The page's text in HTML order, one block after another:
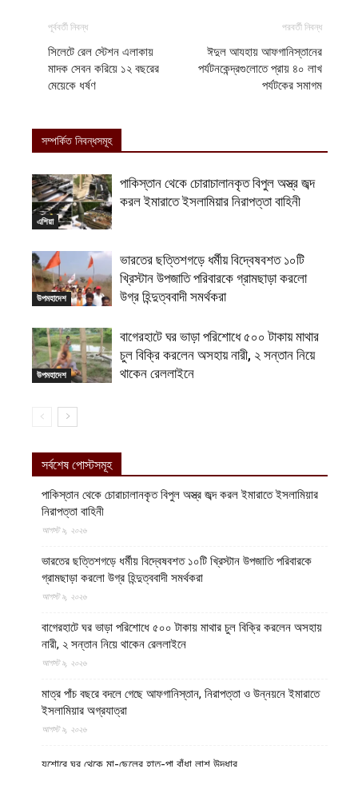
পূর্ববর্তী নিবন্ধ
সিলেটে রেল স্টেশন এলাকায়
মাদক সেবন করিয়ে ১২ বছরের
মেয়েকে ধর্ষণ
পরবর্তী নিবন্ধ
ঈদুল আযহায় আফগানিস্তানের
পর্যটনকেন্দ্রগুলোতে প্রায় ৪০ লাখ
পর্যটকের সমাগম
সম্পর্কিত নিবন্ধসমূহ
এশিয়া
পাকিস্তান থেকে চোরাচালানকৃত বিপুল অস্ত্র জব্দ
করল ইমারাতে ইসলামিয়ার নিরাপত্তা বাহিনী
উপমহাদেশ
ভারতের ছত্তিশগড়ে ধর্মীয় বিদ্বেষবশত ১০টি
খ্রিস্টান উপজাতি পরিবারকে গ্রামছাড়া করলো
উগ্র হিন্দুত্ববাদী সমর্থকরা
উপমহাদেশ
বাগেরহাটে ঘর ভাড়া পরিশোধে ৫০০ টাকায় মাথার
চুল বিক্রি করলেন অসহায় নারী, ২ সন্তান নিয়ে
থাকেন রেললাইনে
সর্বশেষ পোস্টসমূহ
পাকিস্তান থেকে চোরাচালানকৃত বিপুল অস্ত্র জব্দ করল ইমারাতে ইসলামিয়ার
নিরাপত্তা বাহিনী
আগস্ট ৯, ২০২৬
ভারতের ছত্তিশগড়ে ধর্মীয় বিদ্বেষবশত ১০টি খ্রিস্টান উপজাতি পরিবারকে
গ্রামছাড়া করলো উগ্র হিন্দুত্ববাদী সমর্থকরা
আগস্ট ৯, ২০২৬
বাগেরহাটে ঘর ভাড়া পরিশোধে ৫০০ টাকায় মাথার চুল বিক্রি করলেন অসহায়
নারী, ২ সন্তান নিয়ে থাকেন রেললাইনে
আগস্ট ৯, ২০২৬
মাত্র পাঁচ বছরে বদলে গেছে আফগানিস্তান, নিরাপত্তা ও উন্নয়নে ইমারাতে
ইসলামিয়ার অগ্রযাত্রা
আগস্ট ৯, ২০২৬
যশোরে ঘর থেকে মা-ছেলের হাত-পা বাঁধা লাশ উদ্ধার